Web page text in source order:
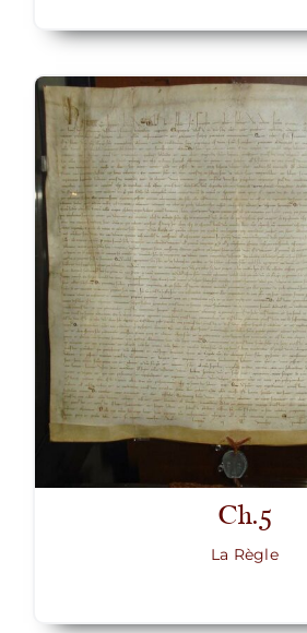
Ch.5
La Règle